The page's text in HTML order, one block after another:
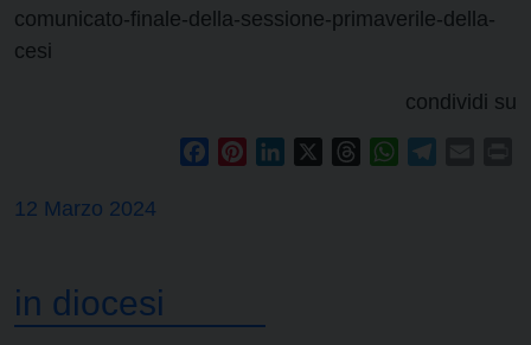
comunicato-finale-della-sessione-primaverile-della-
cesi
condividi su
FacebookPinterestLinkedIn ThreadsWhatsApp
12 Marzo 2024
in diocesi